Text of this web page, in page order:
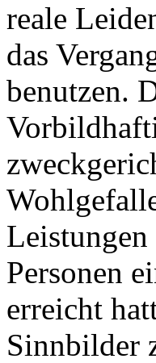
reale
das
benutzen.
Personen
erreicht
Sinnbilder